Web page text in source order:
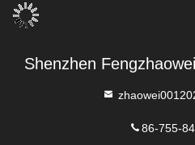
Shenzhen
86-755-